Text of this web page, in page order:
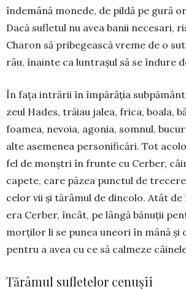
îndemână mo­ne­de, de pildă pe gură
Dacă su­fletul nu avea banii necesari,
Charon să pri­begească vreme de o
râu, îna­inte ca luntrașul să se îndure
În fața intrării în împărăția
zeul Hades, trăiau jalea, frica, boala,
foamea, ne­voia, ago­nia, somnul,
alte asemenea personi­ficări. Tot
fel de monștri în frunte cu Cerber,
capete, care păzea punc­tul de
celor vii și tărâmul de dincolo. Atât
era Cer­ber, încât, pe lângă bănuții
morților li se punea uneori în mână și
pentru a avea cu ce să calmeze
Tărâmul sufletelor cenușii